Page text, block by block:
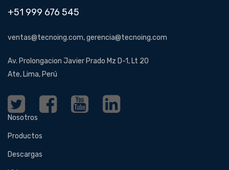
+51 999 676 545
ventas@tecnoing.com, gerencia@tecnoing.com
Av. Prolongacion Javier Prado Mz D-1, Lt 20
Ate, Lima, Perú
Nosotros
Productos
Descargas